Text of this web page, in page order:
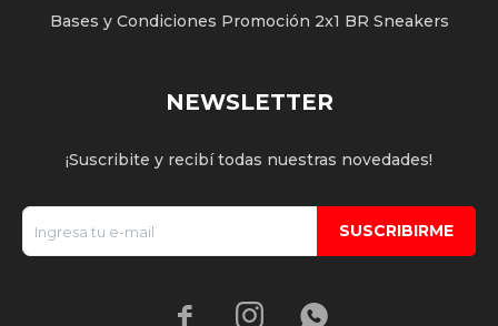
Bases y Condiciones Promoción 2x1 BR Sneakers
NEWSLETTER
¡Suscribite y recibí todas nuestras novedades!
SUSCRIBIRME
  